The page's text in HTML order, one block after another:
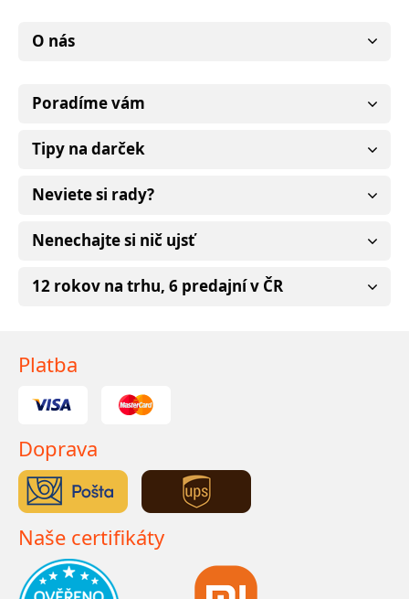
O nás
Poradíme vám
Tipy na darček
Neviete si rady?
Nenechajte si nič ujsť
12 rokov na trhu, 6 predajní v ČR
Platba
Doprava
Naše certifikáty